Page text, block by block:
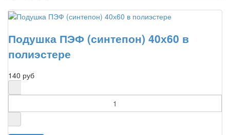
Подушка ПЭФ (синтепон) 40х60 в
полиэстере
140 руб